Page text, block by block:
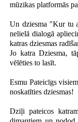
mūzikas platformās
Un dziesma "Kur tu
nelielā dialogā
katras dziesmas
Jo katra Dziesma,
vēlēties to lasīt.
Esmu Pateicīgs
noskatīties dziesmas!
Dziļi pateicos